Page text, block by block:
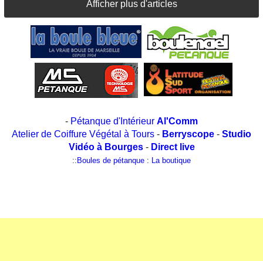
Afficher plus d'articles
- Pétanque d'Intérieur Al'Comm
Atelier de Coiffure Végétal à Tours - Berryscope - Studio
Vidéo à Bourges- Direct live
:: Boules de pétanque : La boutique